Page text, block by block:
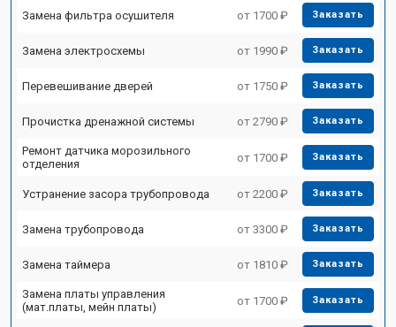
Замена фильтра осушителя от 1700 ₽ Заказать
Замена электросхемы от 1990 ₽ Заказать
Перевешивание дверей от 1750 ₽ Заказать
Прочистка дренажной системы от 2790 ₽ Заказать
Ремонт датчика морозильного
отделения
от 1700 ₽ Заказать
Устранение засора трубопровода от 2200 ₽ Заказать
Замена трубопровода от 3300 ₽ Заказать
Замена таймера от 1810 ₽ Заказать
Замена платы управления
(мат.платы, мейн платы)
от 1700 ₽ Заказать